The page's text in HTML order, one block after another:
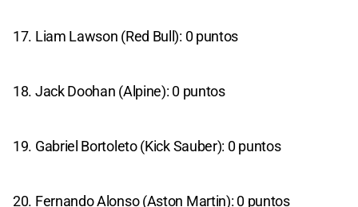
17. Liam Lawson (Red Bull): 0 puntos
18. Jack Doohan (Alpine): 0 puntos
19. Gabriel Bortoleto (Kick Sauber): 0 puntos
20. Fernando Alonso (Aston Martin): 0 puntos